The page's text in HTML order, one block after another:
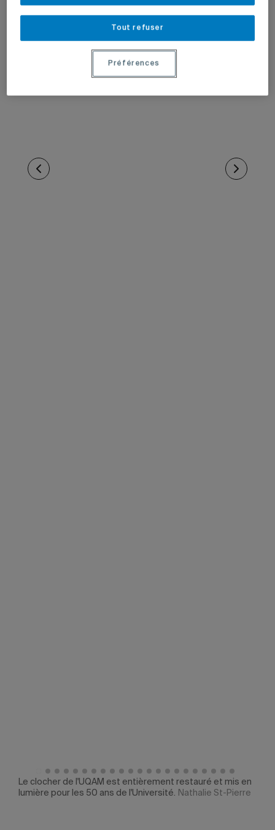
Le clocher de l'UQAM est entièrement restauré et mis en
lumière pour les 50 ans de l'Université.
Nathalie St-Pierre
Tout refuser
Préférences